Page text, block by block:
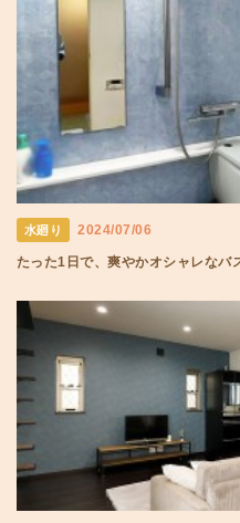
水廻り 2024/07/06
たった1日で、爽やかオシャレなバ